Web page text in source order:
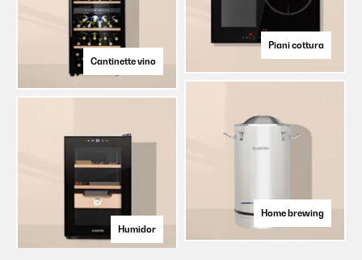
Cantinette vino
Humidor
Piani cottura
Home brewing